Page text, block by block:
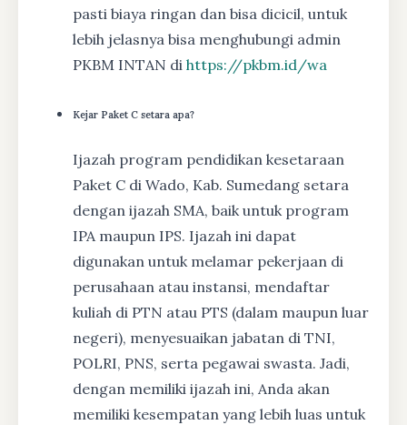
pasti biaya ringan dan bisa dicicil, untuk
lebih jelasnya bisa menghubungi admin
PKBM INTAN di https://pkbm.id/wa
Kejar Paket C setara apa?
Ijazah program pendidikan kesetaraan
Paket C di Wado, Kab. Sumedang setara
dengan ijazah SMA, baik untuk program
IPA maupun IPS. Ijazah ini dapat
digunakan untuk melamar pekerjaan di
perusahaan atau instansi, mendaftar
kuliah di PTN atau PTS (dalam maupun luar
negeri), menyesuaikan jabatan di TNI,
POLRI, PNS, serta pegawai swasta. Jadi,
dengan memiliki ijazah ini, Anda akan
memiliki kesempatan yang lebih luas untuk